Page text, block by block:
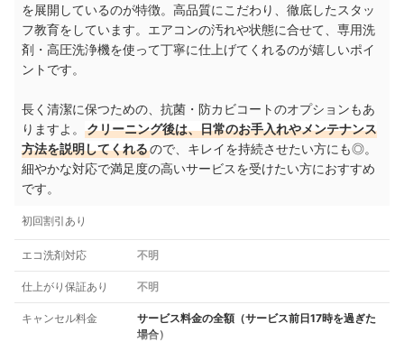
を展開しているのが特徴。高品質にこだわり、徹底したスタッ
フ教育をしています。エアコンの汚れや状態に合せて、専用洗
剤・高圧洗浄機を使って丁寧に仕上げてくれるのが嬉しいポイ
ントです。
長く清潔に保つための、抗菌・防カビコートのオプションもあ
りますよ。
クリーニング後は、日常のお手入れやメンテナンス
方法を説明してくれるので、キレイを持続させたい方にも◎。
細やかな対応で満足度の高いサービスを受けたい方におすすめ
です。
初回割引あり
エコ洗剤対応 不明
仕上がり保証あり 不明
キャンセル料金
サービス料金の全額（サービス前日17時を過ぎた
場合）